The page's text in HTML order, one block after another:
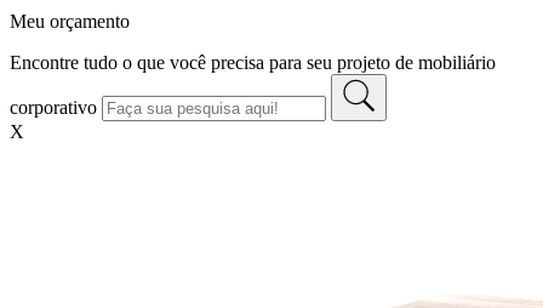
Meu orçamento
Encontre tudo o que você precisa para seu projeto de mobiliário
corporativo
X